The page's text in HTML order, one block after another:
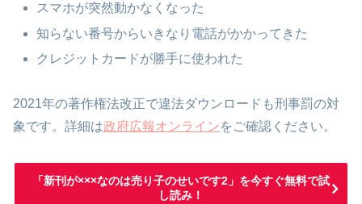
スマホが突然動かなくなった
知らない番号からいきなり電話がかかってきた
クレジットカードが勝手に使われた
2021年の著作権法改正で違法ダウンロードも刑事罰の対
象です。詳細は政府広報オンラインをご確認ください。
「新刊が×××なのは売り子のせいです2」を今すぐ無料で試
し読み！